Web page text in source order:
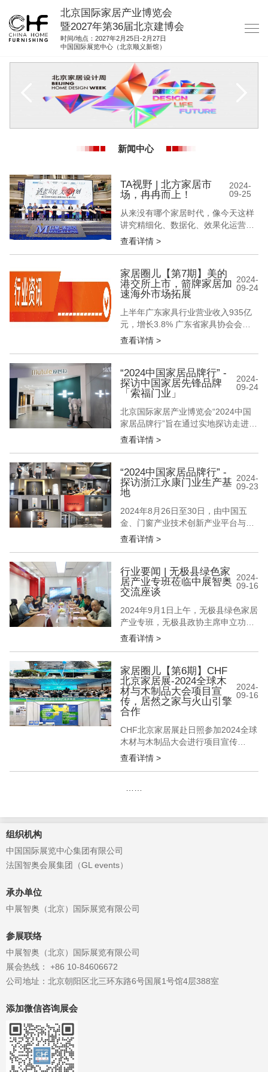
北京国际家居产业博览会
暨2027年第36届北京建博会
时间/地点：2027年2月25日-2月27日
中国国际展览中心（北京顺义新馆）
资料下载
集团展会
参展联络
新闻中心
TA视野 | 北方家居市
场，冉冉而上！
2024-
09-25
从来没有哪个家居时代，像今天这样
讲究精细化、数据化、效果化运营。
在房地产持续调整、消费回暖不及预
中，渠道竞争正上升到前所未有的激
烈程度。这其中，一些企业的降本增
效“解法”、渠道区域布局动作，尤其
值得深思和效仿。本期家居新范式一
起来探！...
查看详情 >
家居圈儿【第7期】美的
港交所上市，箭牌家居加
速海外市场拓展
2024-
09-24
上半年广东家具行业营业收入935亿
元，增长3.8% 广东省家具协会会长
王克介绍，今年上半年，广东省家具
长7.7%；利润总额43.4亿元，增长
14.7%；平均单价923元/件，实现了
优质优价。另据海关统计，上半年，
广东省家具行...
查看详情 >
“2024中国家居品牌行” -
探访中国家居先锋品牌
「索福门业」
2024-
09-24
北京国际家居产业博览会“2024中国
家居品牌行”旨在通过实地探访走进中
国家居优秀品牌，深入了解企业与产
发展新方向与新模式，共同探索新形
势下家居产业发展之路。 2024年8月
下旬，由中国五金、门窗产业技术创
新产业平台与北京国际家居产业博...
查看详情 >
“2024中国家居品牌行” -
探访浙江永康门业生产基
地
2024-
09-23
2024年8月26日至30日，由中国五
金、门窗产业技术创新产业平台与中
展智奥（北京）国际展览有限公司组
本次活动深入了解了当地门企的发展
近况，同时也对中国门业制造与家居
产业升级与创新作了进一步探讨。 走
进永康门业生产基地 了解企业发展
历...
查看详情 >
行业要闻 | 无极县绿色家
居产业专班莅临中展智奥
交流座谈
2024-
09-16
2024年9月1日上午，无极县绿色家居
产业专班，无极县政协主席申立功、
无极县统战部部长张桂英、无极县商
成学、无极县门业商会会长姚亚辉一
行赴中展智奥（北京）国际展览有限
公司进行拜访交流。中展智奥（北
京）国际展览有限公司总经理董驰
明、副总...
查看详情 >
家居圈儿【第6期】CHF
北京家居展-2024全球木
材与木制品大会项目宣
传，居然之家与火山引擎
合作
2024-
09-16
CHF北京家居展赴日照参加2024全球
木材与木制品大会进行项目宣传
2024年9月5日，2024全球木材与木
近千名行业代表和近百家企业参会。
查看详情 >
组织机构
中国国际展览中心集团有限公司
法国智奥会展集团（GL events）
承办单位
中展智奥（北京）国际展览有限公司
参展联络
中展智奥（北京）国际展览有限公司
展会热线： +86 10-84606672
公司地址：北京朝阳区北三环东路6号国展1号馆4层388室
添加微信咨询展会